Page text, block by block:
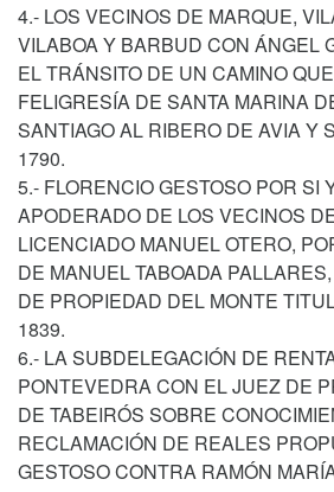
4.- LOS VECINOS DE MARQUE,
VILABOA Y BARBUD CON ÁNGEL
EL TRÁNSITO DE UN CAMINO
FELIGRESÍA DE SANTA MARINA
SANTIAGO AL RIBERO DE AVIA Y
1790.
5.- FLORENCIO GESTOSO POR SI
APODERADO DE LOS VECINOS
LICENCIADO MANUEL OTERO,
DE MANUEL TABOADA
DE PROPIEDAD DEL MONTE
1839.
6.- LA SUBDELEGACIÓN DE
PONTEVEDRA CON EL JUEZ DE
DE TABEIRÓS SOBRE
RECLAMACIÓN DE REALES
GESTOSO CONTRA RAMÓN